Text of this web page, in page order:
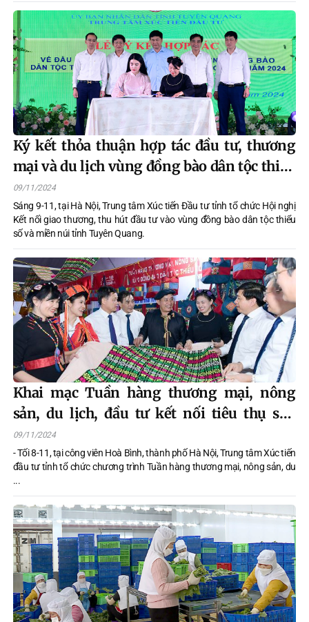
Ký kết thỏa thuận hợp tác đầu tư, thương
mại và du lịch vùng đồng bào dân tộc thiểu
số miền núi tỉnh Tuyên Quang
09/11/2024
Sáng 9-11, tại Hà Nội, Trung tâm Xúc tiến Đầu tư tỉnh tổ chức Hội nghị
Kết nối giao thương, thu hút đầu tư vào vùng đồng bào dân tộc thiểu
số và miền núi tỉnh Tuyên Quang.
Khai mạc Tuần hàng thương mại, nông
sản, du lịch, đầu tư kết nối tiêu thụ sản
phẩm vùng đồng bào dân tộc thiểu số và
miền núi tỉnh Tuyên Quang năm ...
09/11/2024
- Tối 8-11, tại công viên Hoà Bình, thành phố Hà Nội, Trung tâm Xúc tiến
đầu tư tỉnh tổ chức chương trình Tuần hàng thương mại, nông sản, du
...